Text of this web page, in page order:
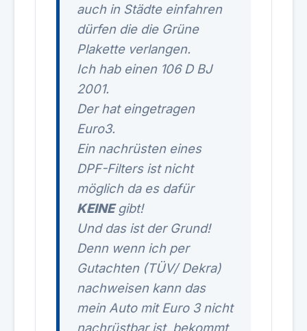
auch in Städte einfahren
dürfen die die Grüne
Plakette verlangen.
Ich hab einen 106 D BJ
2001.
Der hat eingetragen
Euro3.
Ein nachrüsten eines
DPF-Filters ist nicht
möglich da es dafür
KEINEgibt!
Und das ist der Grund!
Denn wenn ich per
Gutachten (TÜV/ Dekra)
nachweisen kann das
mein Auto mit Euro 3 nicht
nachrüstbar ist, bekommt